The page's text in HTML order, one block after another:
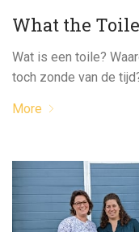
What the
Wat is een toile?
toch zonde van de
More